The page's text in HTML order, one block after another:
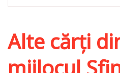
Alte cărți